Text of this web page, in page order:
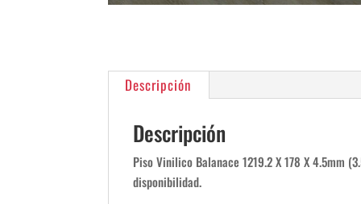
Descripción
Descripción
Piso Vinilico Balanace 1219.2 X 178 X 4.5mm
disponibilidad.